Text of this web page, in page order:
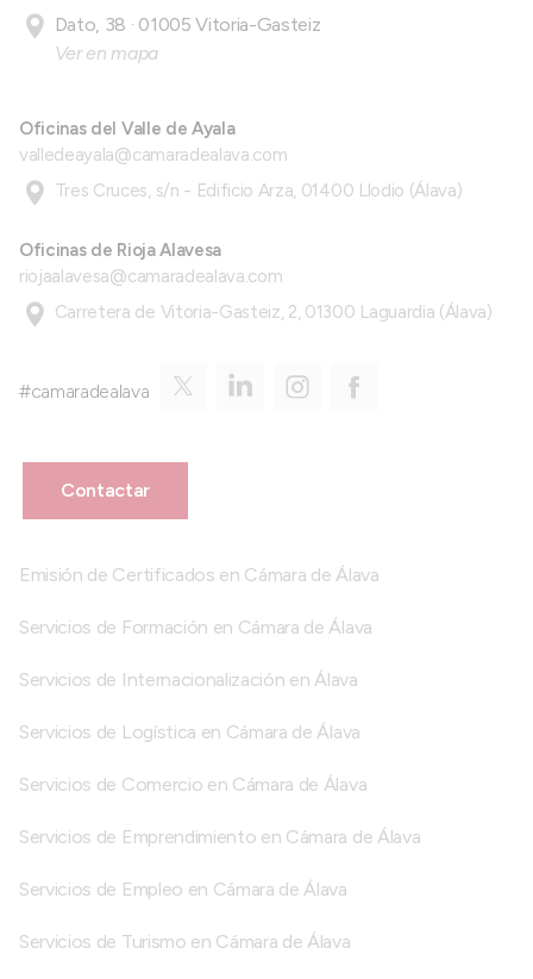
Dato, 38 · 01005 Vitoria-Gasteiz
Ver en mapa
Oficinas del Valle de Ayala
valledeayala@camaradealava.com
Tres Cruces, s/n - Edificio Arza, 01400 Llodio (Álava)
Oficinas de Rioja Alavesa
riojaalavesa@camaradealava.com
Carretera de Vitoria-Gasteiz, 2, 01300 Laguardia (Álava)
#camaradealava
Contactar
Emisión de Certificados en Cámara de Álava
Servicios de Formación en Cámara de Álava
Servicios de Internacionalización en Álava
Servicios de Logística en Cámara de Álava
Servicios de Comercio en Cámara de Álava
Servicios de Emprendimiento en Cámara de Álava
Servicios de Empleo en Cámara de Álava
Servicios de Turismo en Cámara de Álava